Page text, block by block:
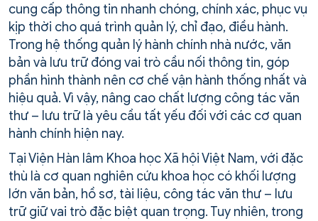
cung cấp thông tin nhanh chóng, chính xác, phục vụ
kịp thời cho quá trình quản lý, chỉ đạo, điều hành.
Trong hệ thống quản lý hành chính nhà nước, văn
bản và lưu trữ đóng vai trò cầu nối thông tin, góp
phần hình thành nên cơ chế vận hành thống nhất và
hiệu quả. Vì vậy, nâng cao chất lượng công tác văn
thư – lưu trữ là yêu cầu tất yếu đối với các cơ quan
hành chính hiện nay.
Tại Viện Hàn lâm Khoa học Xã hội Việt Nam, với đặc
thù là cơ quan nghiên cứu khoa học có khối lượng
lớn văn bản, hồ sơ, tài liệu, công tác văn thư – lưu
trữ giữ vai trò đặc biệt quan trọng. Tuy nhiên, trong